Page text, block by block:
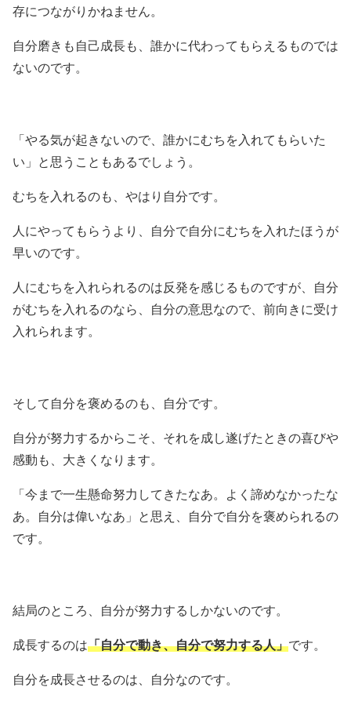
存につながりかねません。
自分磨きも自己成長も、誰かに代わってもらえるものでは
ないのです。
「やる気が起きないので、誰かにむちを入れてもらいた
い」と思うこともあるでしょう。
むちを入れるのも、やはり自分です。
人にやってもらうより、自分で自分にむちを入れたほうが
早いのです。
人にむちを入れられるのは反発を感じるものですが、自分
がむちを入れるのなら、自分の意思なので、前向きに受け
入れられます。
そして自分を褒めるのも、自分です。
自分が努力するからこそ、それを成し遂げたときの喜びや
感動も、大きくなります。
「今まで一生懸命努力してきたなあ。よく諦めなかったな
あ。自分は偉いなあ」と思え、自分で自分を褒められるの
です。
結局のところ、自分が努力するしかないのです。
成長するのは「自分で動き、自分で努力する人」です。
自分を成長させるのは、自分なのです。